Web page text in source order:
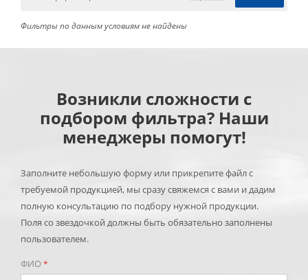
Фильтры по данным условиям не найдены
Возникли сложности с
подбором фильтра? Наши
менеджеры помогут!
Заполните небольшую форму или прикрепите файл с
требуемой продукцией, мы сразу свяжемся с вами и дадим
полную консультацию по подбору нужной продукции.
Поля со звездочкой должны быть обязательно заполнены
пользователем.
ФИО*